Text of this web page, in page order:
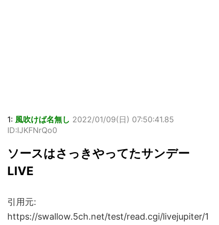
1: 風吹けば名無し 2022/01/09(日) 07:50:41.85
ID:IJKFNrQo0
ソースはさっきやってたサンデー
LIVE
引用元:
https://swallow.5ch.net/test/read.cgi/livejupiter/1